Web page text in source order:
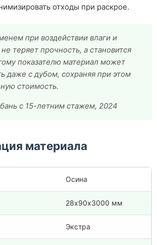
отходы при раскрое.
при воздействии влаги и
теряет прочность, а становится
показателю материал может
даже с дубом, сохраняя при этом
стоимость.
с 15-летним стажем, 2024
материала
Осина
28х90х3000 мм
Экстра